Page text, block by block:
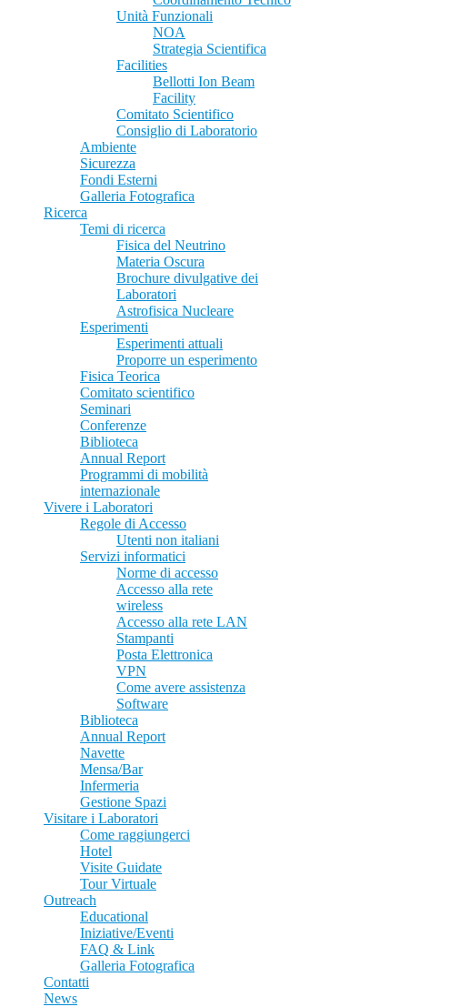
Unità Funzionali
NOA
Strategia Scientifica
Facilities
Bellotti Ion Beam
Facility
Comitato Scientifico
Consiglio di Laboratorio
Ambiente
Sicurezza
Fondi Esterni
Galleria Fotografica
Ricerca
Temi di ricerca
Fisica del Neutrino
Materia Oscura
Brochure divulgative dei
Laboratori
Astrofisica Nucleare
Esperimenti
Esperimenti attuali
Proporre un esperimento
Fisica Teorica
Comitato scientifico
Seminari
Conferenze
Biblioteca
Annual Report
Programmi di mobilità
internazionale
Vivere i Laboratori
Regole di Accesso
Utenti non italiani
Servizi informatici
Norme di accesso
Accesso alla rete
wireless
Accesso alla rete LAN
Stampanti
Posta Elettronica
VPN
Come avere assistenza
Software
Biblioteca
Annual Report
Navette
Mensa/Bar
Infermeria
Gestione Spazi
Visitare i Laboratori
Come raggiungerci
Hotel
Visite Guidate
Tour Virtuale
Outreach
Educational
Iniziative/Eventi
FAQ & Link
Galleria Fotografica
Contatti
News